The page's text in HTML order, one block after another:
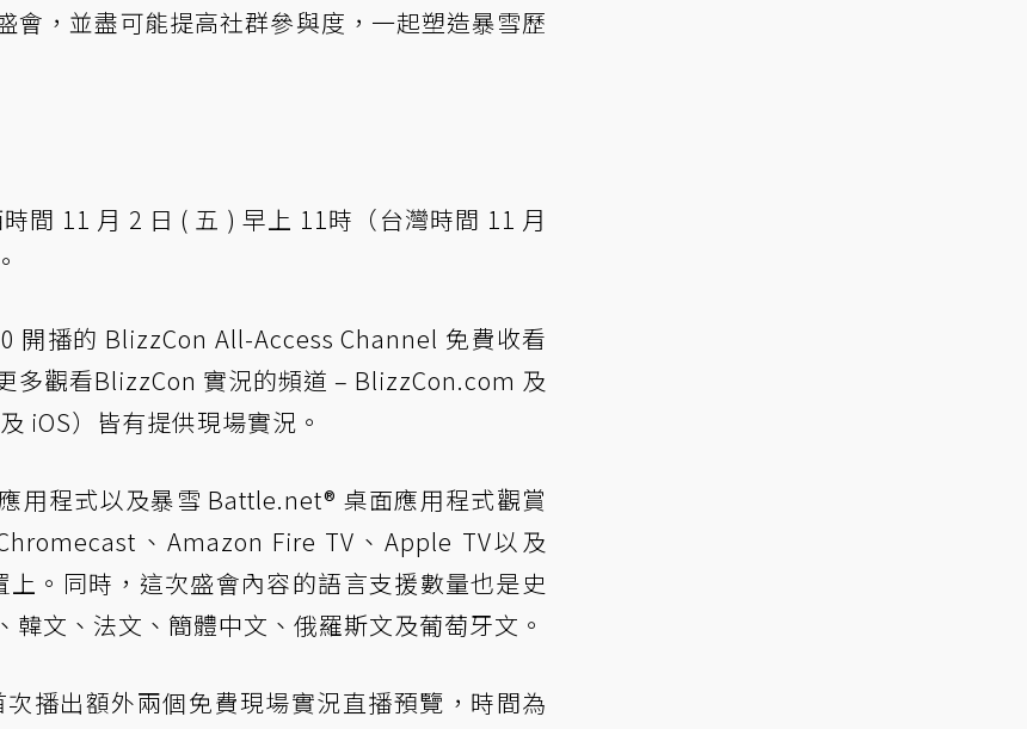
會，並盡可能提高社群參與度，一起塑造暴雪歷
間 11 月 2 日 ( 五 ) 早上 11時（台灣時間 11 月
開播的 BlizzCon All-Access Channel 免費收看
多觀看BlizzCon 實況的頻道 – BlizzCon.com 及
iOS）皆有提供現場實況。
用程式以及暴雪 Battle.net® 桌面應用程式觀賞
、Amazon Fire TV、Apple TV以及
。同時，這次盛會內容的語言支援數量也是史
韓文、法文、簡體中文、俄羅斯文及葡萄牙文。
播出額外兩個免費現場實況直播預覽，時間為